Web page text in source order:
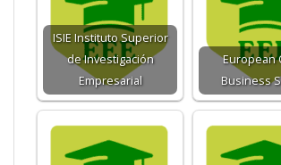
ISIE Instituto Superior
de Investigación
Empresarial
European
Business